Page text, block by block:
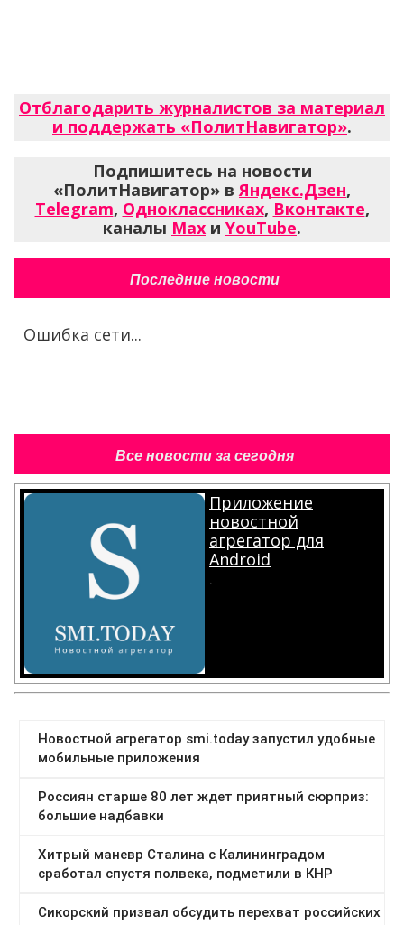
Отблагодарить журналистов за материал
и поддержать «ПолитНавигатор».
Подпишитесь на новости
«ПолитНавигатор» в Яндекс.Дзен,
Telegram, Одноклассниках, Вконтакте,
каналы Max и YouTube.
Последние новости
Ошибка сети...
Все новости за сегодня
Приложение
новостной
агрегатор для
Android
.